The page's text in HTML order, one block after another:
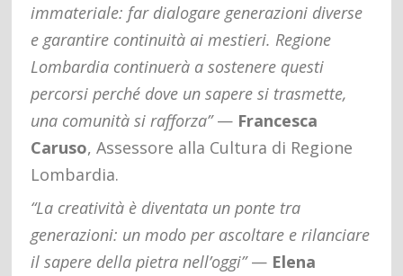
immateriale: far dialogare generazioni diverse
e garantire continuità ai mestieri. Regione
Lombardia continuerà a sostenere questi
percorsi perché dove un sapere si trasmette,
una comunità si rafforza”— Francesca
Caruso, Assessore alla Cultura di Regione
Lombardia.
“La creatività è diventata un ponte tra
generazioni: un modo per ascoltare e rilanciare
il sapere della pietra nell’oggi”— Elena